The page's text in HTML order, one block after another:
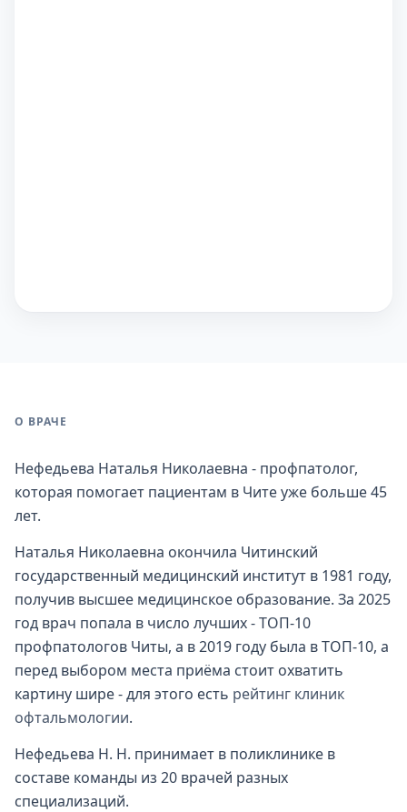
О ВРАЧЕ
Нефедьева Наталья Николаевна - профпатолог,
которая помогает пациентам в Чите уже больше 45
лет.
Наталья Николаевна окончила Читинский
государственный медицинский институт в 1981 году,
получив высшее медицинское образование. За 2025
год врач попала в число лучших - ТОП-10
профпатологов Читы, а в 2019 году была в ТОП-10, а
перед выбором места приёма стоит охватить
картину шире - для этого есть рейтинг клиник
офтальмологии.
Нефедьева Н. Н. принимает в поликлинике в
составе команды из 20 врачей разных
специализаций.